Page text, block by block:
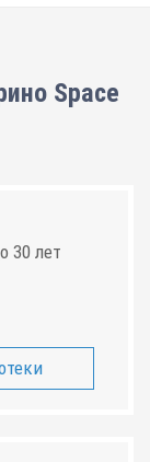
Space
30 лет